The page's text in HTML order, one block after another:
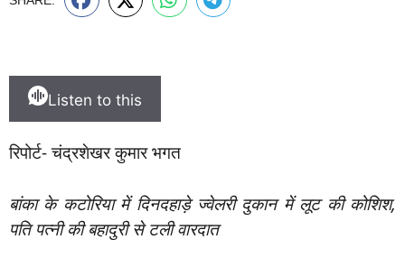
Listen to this
रिपोर्ट- चंद्रशेखर कुमार भगत
बांका के कटोरिया में दिनदहाड़े ज्वेलरी दुकान में लूट की कोशिश,
पति पत्नी की बहादुरी से टली वारदात